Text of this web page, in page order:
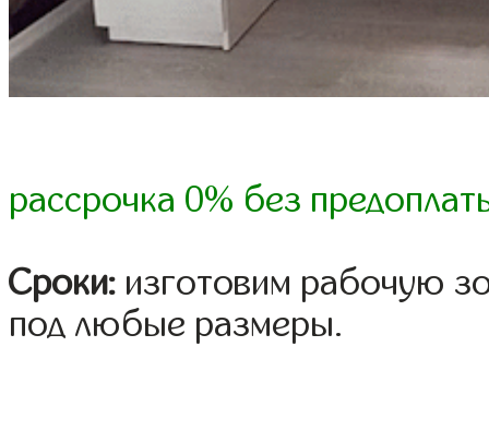
рассрочка 0% без
Сроки: изготовим рабочую
под любые размеры.